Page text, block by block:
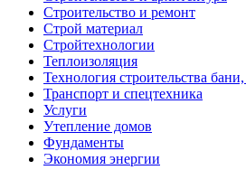
Строительство и ремонт
Строй материал
Стройтехнологии
Теплоизоляция
Технология строительства
Транспорт и спецтехника
Услуги
Утепление домов
Фундаменты
Экономия энергии